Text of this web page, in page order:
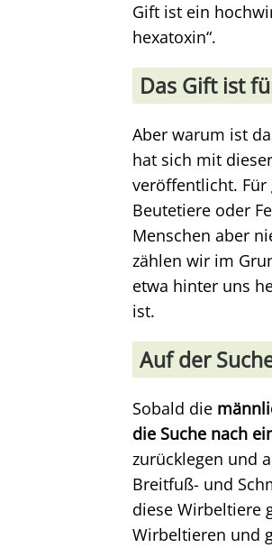
Gift ist ein
hexatoxin“.
Das Gift ist
Aber warum ist
hat sich mit
veröffentlicht.
Beutetiere oder
Menschen aber
zählen wir im
etwa hinter uns
ist.
Auf der
Sobald die
die Suche nach
zurücklegen und
Breitfuß- und
diese Wirbeltiere
Wirbeltieren und